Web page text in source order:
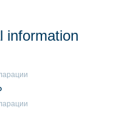
information